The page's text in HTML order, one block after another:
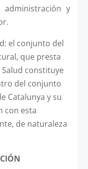
y
el conjunto del
que presta
constituye
del conjunto
Catalunya y su
con esta
de naturaleza